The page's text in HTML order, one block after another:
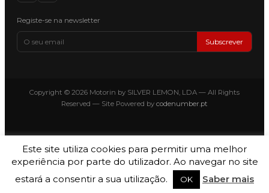
Registe-se na newsletter
Subscrever
Copyright © 2026 Motorin by SILVER LEMON, LDA — All Rights
Reserved — Site Powered by codenumber.pt
Este site utiliza cookies para permitir uma melhor
experiência por parte do utilizador. Ao navegar no site
estará a consentir a sua utilização.
OK Saber mais